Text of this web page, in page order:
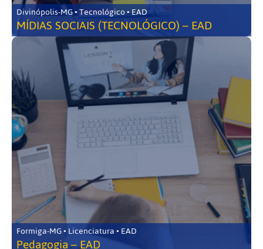
Divinópolis-MG • Tecnológico • EAD
MÍDIAS SOCIAIS (TECNOLÓGICO) – EAD
Formiga-MG • Licenciatura • EAD
Pedagogia – EAD